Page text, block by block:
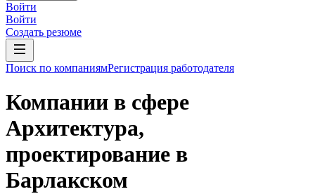
Войти
Войти
Создать резюме
Поиск по компаниямРегистрация работодателя
Компании в сфере
Архитектура,
проектирование в
Барлакском